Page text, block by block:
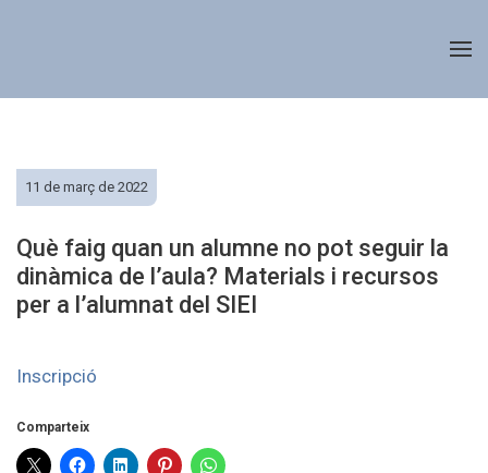
11 de març de 2022
Què faig quan un alumne no pot seguir la
dinàmica de l’aula? Materials i recursos
per a l’alumnat del SIEI
Inscripció
Comparteix